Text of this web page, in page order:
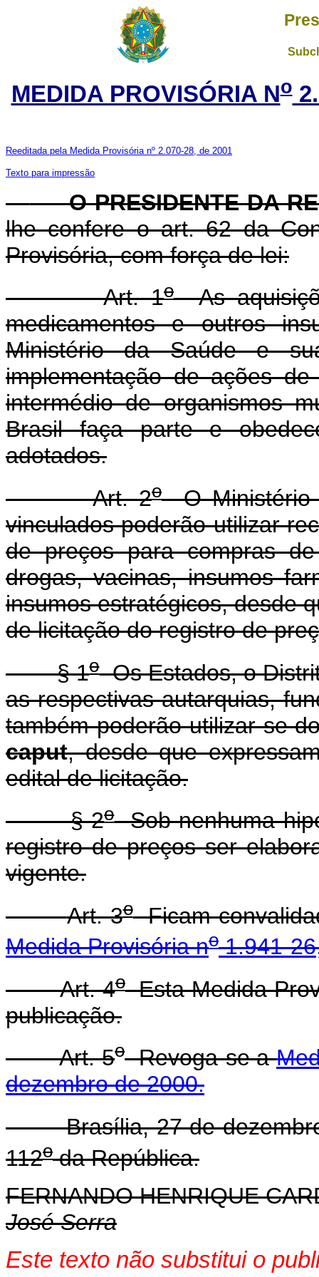
MEDIDA PROVISÓRIA No
Reeditada pela Medida Provisória nº 2.070-28, de 2001
Texto para impressão
O PRESIDENTE DA
lhe confere o art. 62 da
Provisória, com força de lei:
Art. 1oAs
medicamentos e outros
Ministério da Saúde e
implementação de ações
intermédio de organismos
Brasil faça parte e
adotados.
Art. 2oO Ministério
vinculados poderão utilizar
de preços para compras
drogas, vacinas, insumos
insumos estratégicos, desde
de licitação do registro de
§ 1oOs Estados, o
as respectivas autarquias,
também poderão utilizar-se
caput, desde que
edital de licitação.
§ 2oSob nenhuma
registro de preços ser
vigente.
Art. 3oFicam
Medida Provisória no1.941-
Art. 4oEsta Medida
publicação.
Art. 5oRevoga-se a
dezembro de 2000.
Brasília, 27 de dezembro
112oda República.
FERNANDO HENRIQUE
José Serra
Este texto não substitui o